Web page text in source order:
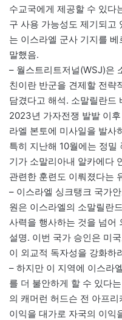
수교국에게 제공할 수 있다
구 사용 가능성도 제기되고
는 이스라엘 군사 기지를
말했음.
– 월스트리트저널(WSJ)은
친이란 반군을 견제할 전략
담겼다고 해석. 소말릴란드
2023년 가자전쟁 발발 이
라엘 본토에 미사일을 발사
특히 지난해 10월에는 정밀
기가 소말리아내 알카에다
관련한 훈련도 이뤄졌다는
– 이스라엘 싱크탱크 국가
원은 이스라엘의 소말릴란
사력을 행사하는 것을 넘어
설명. 이번 국가 승인은 미
이 외교적 독자성을 강화하
– 하지만 이 지역에 이스라
를 더 불안하게 할 수 있다
의 캐머런 허드슨 전 아프
이익을 대가로 자국의 이익